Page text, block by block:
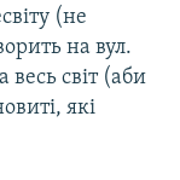
(не
на вул.
весь світ (аби
які